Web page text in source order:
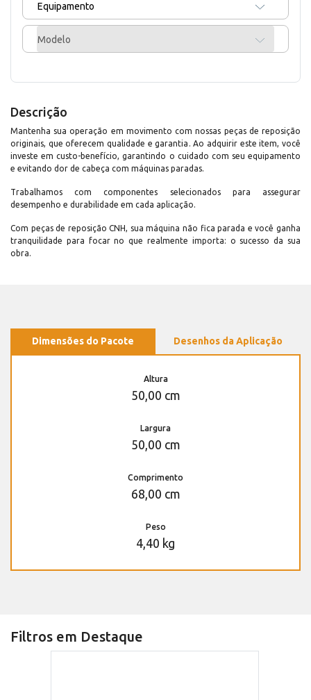
Equipamento
Modelo
Descrição
Mantenha sua operação em movimento com nossas peças de reposição
originais, que oferecem qualidade e garantia. Ao adquirir este item, você
investe em custo-benefício, garantindo o cuidado com seu equipamento
e evitando dor de cabeça com máquinas paradas.
Trabalhamos com componentes selecionados para assegurar
desempenho e durabilidade em cada aplicação.
Com peças de reposição CNH, sua máquina não fica parada e você ganha
tranquilidade para focar no que realmente importa: o sucesso da sua
obra.
Dimensões do Pacote Desenhos da Aplicação
Altura
50,00 cm
Largura
50,00 cm
Comprimento
68,00 cm
Peso
4,40 kg
Filtros em Destaque